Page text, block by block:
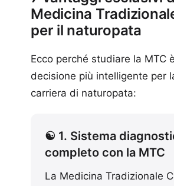
Medicina
per il naturopata
Ecco perché studiare la MTC
decisione più intelligente per
carriera di naturopata:
☯️ 1. Sistema
completo con la MTC
La Medicina Tradizionale